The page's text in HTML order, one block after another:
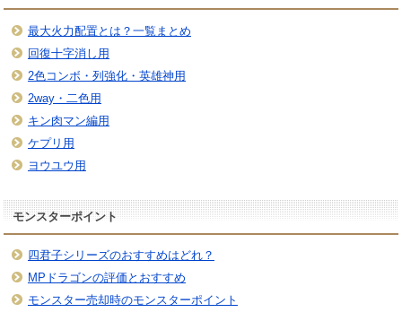
最大火力配置とは？一覧まとめ
回復十字消し用
2色コンボ・列強化・英雄神用
2way・二色用
キン肉マン編用
ケプリ用
ヨウユウ用
モンスターポイント
四君子シリーズのおすすめはどれ？
MPドラゴンの評価とおすすめ
モンスター売却時のモンスターポイント